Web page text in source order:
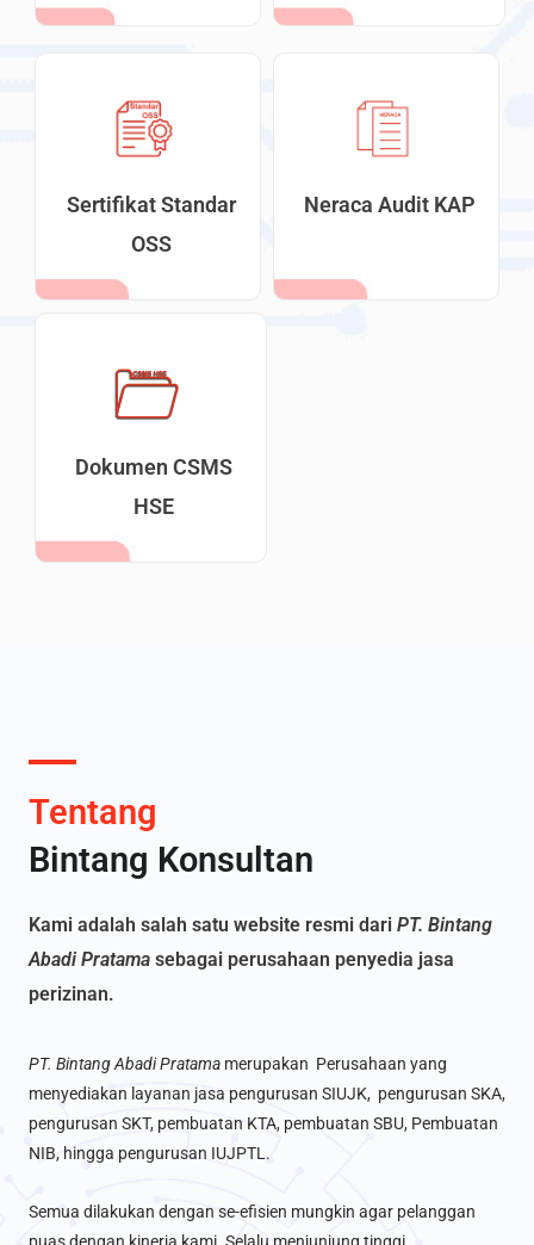
Sertifikat Standar
OSS
Neraca Audit KAP
Dokumen CSMS
HSE
Tentang
Bintang Konsultan
Kami adalah salah satu website resmi dari PT. Bintang
Abadi Pratama sebagai perusahaan penyedia jasa
perizinan.
PT. Bintang Abadi Pratama merupakan Perusahaan yang
menyediakan layanan jasa pengurusan SIUJK, pengurusan SKA,
pengurusan SKT, pembuatan KTA, pembuatan SBU, Pembuatan
NIB, hingga pengurusan IUJPTL.
Semua dilakukan dengan se-efisien mungkin agar pelanggan
puas dengan kinerja kami. Selalu menjunjung tinggi